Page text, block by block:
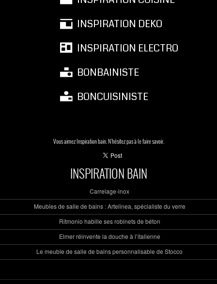
INSPIRATION DEKO
INSPIRATION ELECTRO
BONBAINISTE
BONCUISINISTE
Vous aimez Inspiration bain. N'hésitez pas à le faire savoir.
INSPIRATION BAIN
Carrelage-inox
Meubles de salle de bains : Artelinea, spécialiste du verre
Ritmonio habille ses robinets de béton
Elmer réinvente la douche à l’italienne
Le meuble de salle de bains personnalisable de Stocco